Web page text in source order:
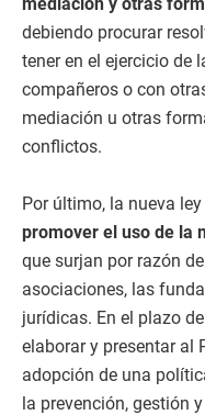
debiendo procurar
tener en el ejercicio de
compañeros o con
mediación u otras
conflictos.
Por último, la nueva
promover el uso de la
que surjan por razón
asociaciones, las
jurídicas. En el plazo
elaborar y presentar al
adopción de una
la prevención, gestión